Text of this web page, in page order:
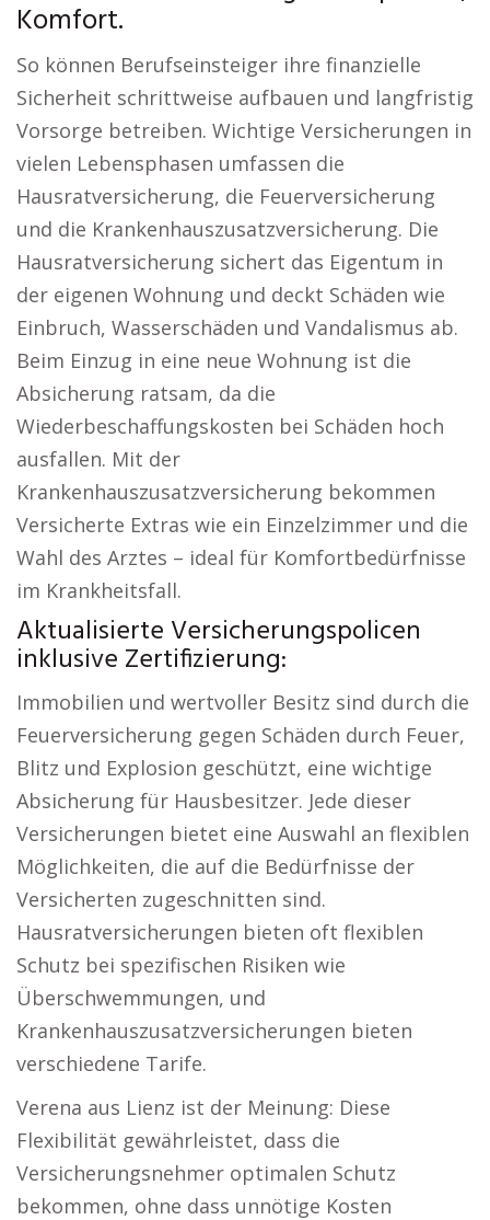
Komfort.
So können Berufseinsteiger ihre finanzielle
Sicherheit schrittweise aufbauen und langfristig
Vorsorge betreiben. Wichtige Versicherungen in
vielen Lebensphasen umfassen die
Hausratversicherung, die Feuerversicherung
und die Krankenhauszusatzversicherung. Die
Hausratversicherung sichert das Eigentum in
der eigenen Wohnung und deckt Schäden wie
Einbruch, Wasserschäden und Vandalismus ab.
Beim Einzug in eine neue Wohnung ist die
Absicherung ratsam, da die
Wiederbeschaffungskosten bei Schäden hoch
ausfallen. Mit der
Krankenhauszusatzversicherung bekommen
Versicherte Extras wie ein Einzelzimmer und die
Wahl des Arztes – ideal für Komfortbedürfnisse
im Krankheitsfall.
Aktualisierte Versicherungspolicen
inklusive Zertifizierung:
Immobilien und wertvoller Besitz sind durch die
Feuerversicherung gegen Schäden durch Feuer,
Blitz und Explosion geschützt, eine wichtige
Absicherung für Hausbesitzer. Jede dieser
Versicherungen bietet eine Auswahl an flexiblen
Möglichkeiten, die auf die Bedürfnisse der
Versicherten zugeschnitten sind.
Hausratversicherungen bieten oft flexiblen
Schutz bei spezifischen Risiken wie
Überschwemmungen, und
Krankenhauszusatzversicherungen bieten
verschiedene Tarife.
Verena aus Lienz ist der Meinung: Diese
Flexibilität gewährleistet, dass die
Versicherungsnehmer optimalen Schutz
bekommen, ohne dass unnötige Kosten